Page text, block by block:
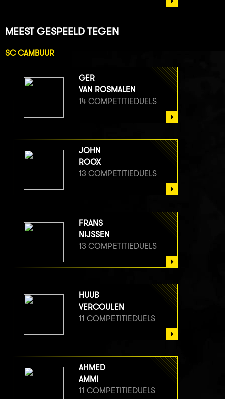
MEEST GESPEELD TEGEN
SC CAMBUUR
GER
VAN ROSMALEN
14 COMPETITIEDUELS
JOHN
ROOX
13 COMPETITIEDUELS
FRANS
NIJSSEN
13 COMPETITIEDUELS
HUUB
VERCOULEN
11 COMPETITIEDUELS
AHMED
AMMI
11 COMPETITIEDUELS